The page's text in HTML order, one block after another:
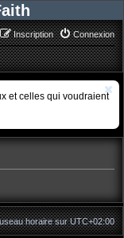
Connexion
Inscription
et celles qui voudraient
horaire surUTC+02:00